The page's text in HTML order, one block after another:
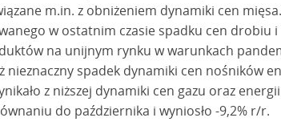
m.in. z obniżeniem dynamiki cen
w ostatnim czasie spadku cen drobiu
na unijnym rynku w warunkach
nieznaczny spadek dynamiki cen nośników
z niższej dynamiki cen gazu oraz
do października i wyniosło -9,2% r/r.